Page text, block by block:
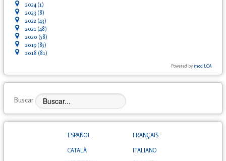
2024 (1)
2023 (8)
2022 (43)
2021 (48)
2020 (58)
2019 (85)
2018 (81)
Powered by mod LCA
Buscar
ESPAÑOL
CATALÀ
FRANÇAIS
ITALIANO